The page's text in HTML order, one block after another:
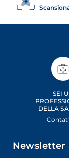
SEI
DELLA
Newsletter